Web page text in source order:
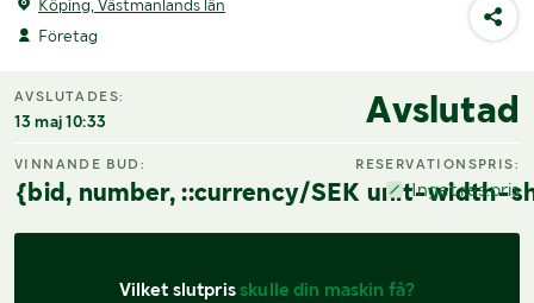
Köping, Västmanlands län
Företag
AVSLUTADES:
13 maj 10:33 Avslutad
VINNANDE BUD:
{bid, number, ::currency/SEK unit-width-
RESERVATIONSPRIS:
Inget res.pris
Vilket slutpris skulle din maskin få?